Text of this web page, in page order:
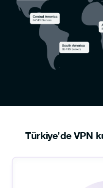
Türkiye’de VPN